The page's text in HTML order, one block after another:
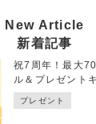
New Article
新着記事
祝7周年！最大
ル＆プレゼント
プレゼント